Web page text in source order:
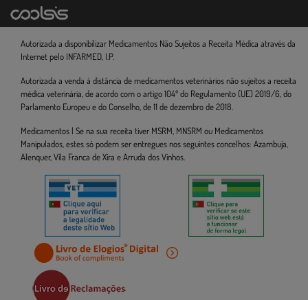
Autorizada a disponibilizar Medicamentos Não Sujeitos a Receita Médica através da
Internet pelo INFARMED, I.P.
Autorizada a venda à distância de medicamentos veterinários não sujeitos a receita
médica veterinária, de acordo com o artigo 104º do Regulamento (UE) 2019/6, do
Parlamento Europeu e do Conselho, de 11 de dezembro de 2018.
Medicamentos | Se na sua receita tiver MSRM, MNSRM ou Medicamentos
Manipulados, estes só podem ser entregues nos seguintes concelhos: Azambuja,
Alenquer, Vila Franca de Xira e Arruda dos Vinhos.